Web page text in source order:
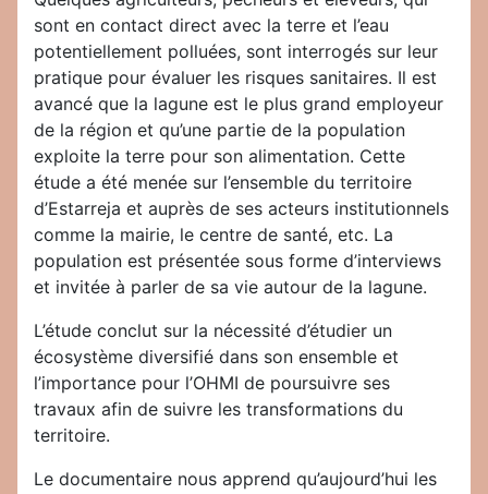
sont en contact direct avec la terre et l’eau
potentiellement polluées, sont interrogés sur leur
pratique pour évaluer les risques sanitaires. Il est
avancé que la lagune est le plus grand employeur
de la région et qu’une partie de la population
exploite la terre pour son alimentation. Cette
étude a été menée sur l’ensemble du territoire
d’Estarreja et auprès de ses acteurs institutionnels
comme la mairie, le centre de santé, etc. La
population est présentée sous forme d’interviews
et invitée à parler de sa vie autour de la lagune.
L’étude conclut sur la nécessité d’étudier un
écosystème diversifié dans son ensemble et
l’importance pour l’OHMI de poursuivre ses
travaux afin de suivre les transformations du
territoire.
Le documentaire nous apprend qu’aujourd’hui les